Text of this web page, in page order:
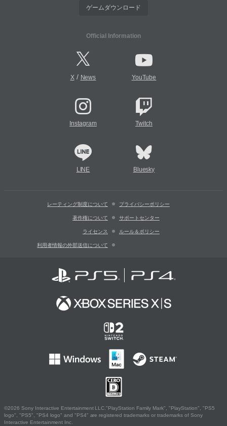
ゲームダウンロード
Official Information
X/ News YouTube
Instagram Twitch
LINE Bluesky
レーティング制度について プライバシーポリシー
著作権について サポートセンター
ライセンス ルール＆ポリシー
利用者情報の外部送信について
©2026 Sony Interactive Entertainment LLC."PlayStation Family Mark", "PlayStation", "PS5
logo", "PS5", "PS4 logo" and "PS4" are registered trademarks or trademarks of Sony
Interactive Entertainment Inc.